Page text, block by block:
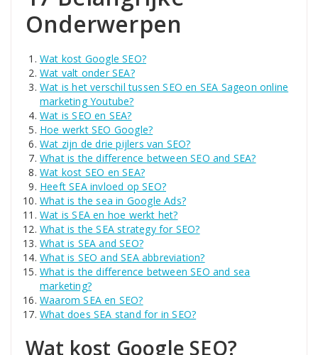
Onderwerpen
Wat kost Google SEO?
Wat valt onder SEA?
Wat is het verschil tussen SEO en SEA Sageon online
marketing Youtube?
Wat is SEO en SEA?
Hoe werkt SEO Google?
Wat zijn de drie pijlers van SEO?
What is the difference between SEO and SEA?
Wat kost SEO en SEA?
Heeft SEA invloed op SEO?
What is the sea in Google Ads?
Wat is SEA en hoe werkt het?
What is the SEA strategy for SEO?
What is SEA and SEO?
What is SEO and SEA abbreviation?
What is the difference between SEO and sea
marketing?
Waarom SEA en SEO?
What does SEA stand for in SEO?
Wat kost Google SEO?